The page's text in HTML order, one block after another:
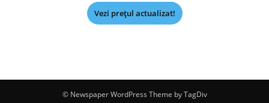
Vezi prețul actualizat!
© Newspaper WordPress Theme by TagDiv